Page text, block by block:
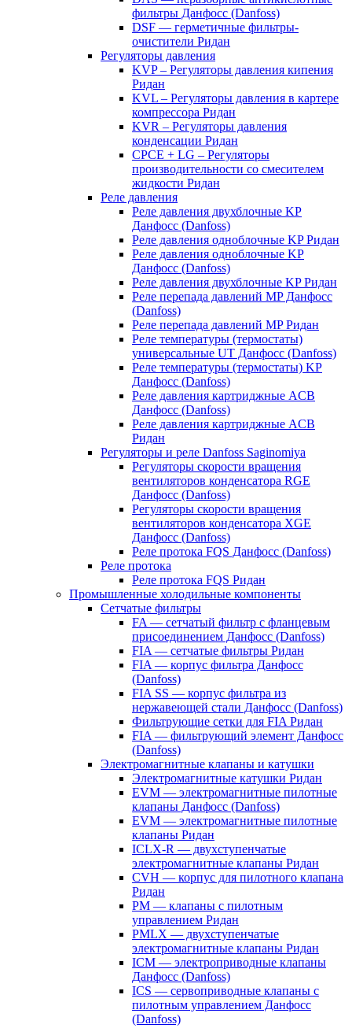
фильтры Данфосс (Danfoss)
DSF — герметичные фильтры-
очистители Ридан
Регуляторы давления
KVP – Регуляторы давления кипения
Ридан
KVL – Регуляторы давления в картере
компрессора Ридан
KVR – Регуляторы давления
конденсации Ридан
CPCE + LG – Регуляторы
производительности со смесителем
жидкости Ридан
Реле давления
Реле давления двухблочные KP
Данфосс (Danfoss)
Реле давления одноблочные KP Ридан
Реле давления одноблочные KP
Данфосс (Danfoss)
Реле давления двухблочные KP Ридан
Реле перепада давлений MP Данфосс
(Danfoss)
Реле перепада давлений MP Ридан
Реле температуры (термостаты)
универсальные UT Данфосс (Danfoss)
Реле температуры (термостаты) KP
Данфосс (Danfoss)
Реле давления картриджные ACB
Данфосс (Danfoss)
Реле давления картриджные ACB
Ридан
Регуляторы и реле Danfoss Saginomiya
Регуляторы скорости вращения
вентиляторов конденсатора RGE
Данфосс (Danfoss)
Регуляторы скорости вращения
вентиляторов конденсатора XGE
Данфосс (Danfoss)
Реле протока FQS Данфосс (Danfoss)
Реле протока
Реле протока FQS Ридан
Промышленные холодильные компоненты
Сетчатые фильтры
FA — сетчатый фильтр с фланцевым
присоединением Данфосс (Danfoss)
FIA — сетчатые фильтры Ридан
FIA — корпус фильтра Данфосс
(Danfoss)
FIA SS — корпус фильтра из
нержавеющей стали Данфосс (Danfoss)
Фильтрующие сетки для FIA Ридан
FIA — фильтрующий элемент Данфосс
(Danfoss)
Электромагнитные клапаны и катушки
Электромагнитные катушки Ридан
EVM — электромагнитные пилотные
клапаны Данфосс (Danfoss)
EVM — электромагнитные пилотные
клапаны Ридан
ICLX-R — двухступенчатые
электромагнитные клапаны Ридан
CVH — корпус для пилотного клапана
Ридан
PM — клапаны с пилотным
управлением Ридан
PMLX — двухступенчатые
электромагнитные клапаны Ридан
ICM — электроприводные клапаны
Данфосс (Danfoss)
ICS — сервоприводные клапаны с
пилотным управлением Данфосс
(Danfoss)